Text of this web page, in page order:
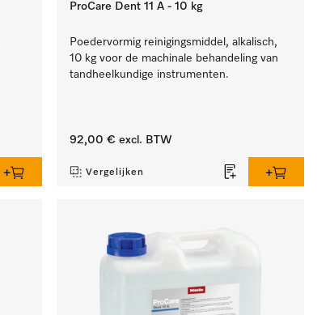
ProCare Dent 11 A - 10 kg
Poedervormig reinigingsmiddel, alkalisch,
10 kg voor de machinale behandeling van
tandheelkundige instrumenten.
92,00 € excl. BTW
Vergelijken